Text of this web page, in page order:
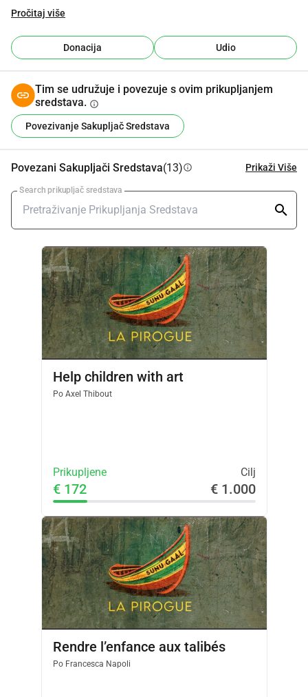
Prikupljena sredstva će poslužiti za normalno
Mjesečni izvještaji će vam biti dostavljeni i osigurat ćemo
potpunu transparentnost u vezi s korištenjem tih sredstava.
Hvala unaprijed.
La Pirogue
Pročitaj više
Donacija Udio
Tim se udružuje i povezuje s ovim prikupljanjem
sredstava. info
Povezivanje Sakupljač Sredstava
Povezani Sakupljači Sredstava(13)info Prikaži Više
Search prikupljač sredstava
Help children with art
PoAxel Thibout
Prikupljene Cilj
€ 172 € 1.000
Rendre l’enfance aux talibés
PoFrancesca Napoli